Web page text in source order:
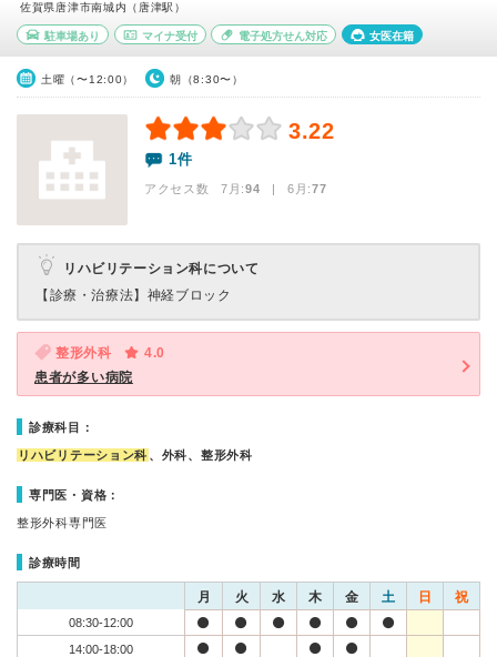
佐賀県唐津市南城内（唐津駅）
駐車場あり マイナ受付 電子処方せん対応 女医在籍
土曜（〜12:00） 朝（8:30〜）
3.22
1件
アクセス数 7月:94 | 6月:77
リハビリテーション科について
【診療・治療法】 神経ブロック
整形外科
4.0
患者が多い病院
診療科目：
リハビリテーション科 、外科、整形外科
専門医・資格：
整形外科専門医
診療時間
月 火 水 木 金 土 日 祝
08:30-12:00
14:00-18:00